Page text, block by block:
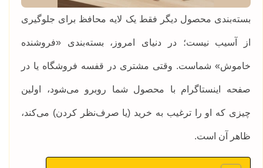
بسته‌بندی محصول دیگر فقط یک لایه محافظ برای جلوگیری
از آسیب نیست؛ در دنیای امروز، بسته‌بندی «فروشنده
خاموش» شماست. وقتی مشتری در قفسه فروشگاه یا در
صفحه اینستاگرام با محصول شما روبرو می‌شود، اولین
چیزی که او را ترغیب به خرید (یا صرف‌نظر کردن) می‌کند،
ظاهر آن است.